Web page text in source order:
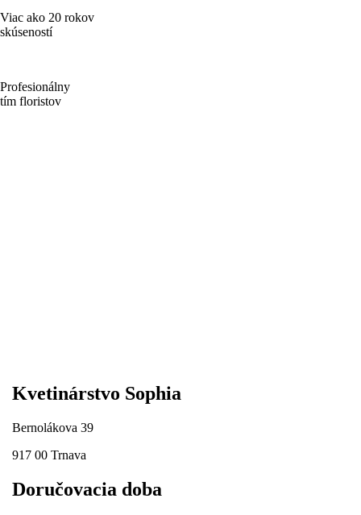
Viac ako 20 rokov
skúseností
Profesionálny
tím floristov
Kvetinárstvo Sophia
Bernolákova 39
917 00 Trnava
Doručovacia doba